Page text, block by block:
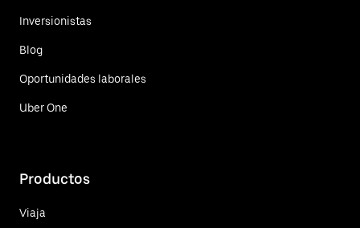
Inversionistas
Blog
Oportunidades laborales
Uber One
Productos
Viaja